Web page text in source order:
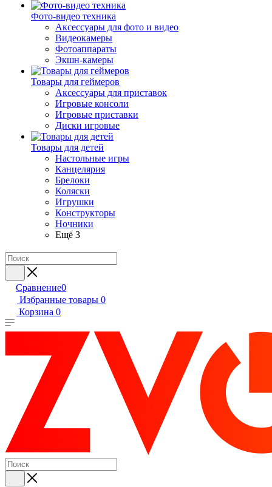
Фото-видео техника
Аксессуары для фото и видео
Видеокамеры
Фотоаппараты
Экшн-камеры
Товары для геймеров
Аксессуары для приставок
Игровые консоли
Игровые приставки
Диски игровые
Товары для детей
Настольные игры
Канцелярия
Брелоки
Коляски
Игрушки
Конструкторы
Ночники
Ещё 3
Сравнение0
Избранные товары 0
Корзина 0